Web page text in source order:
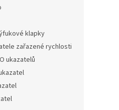
klapky
zařazené rychlosti
ukazatelů